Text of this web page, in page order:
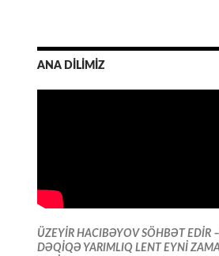
ANA DİLİMİZ
ÜZEYİR HACIBƏYOV SÖHBƏT EDİR
DƏQİQƏ YARIMLIQ LENT EYNİ